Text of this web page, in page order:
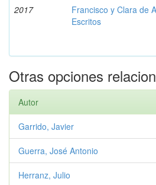
2017
Francisco y Clara de
Escritos
Otras opciones
Autor
Garrido, Javier
Guerra, José Antonio
Herranz, Julio